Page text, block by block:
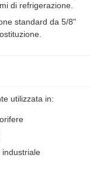
di refrigerazione.
standard da 5/8"
utilizzata in: